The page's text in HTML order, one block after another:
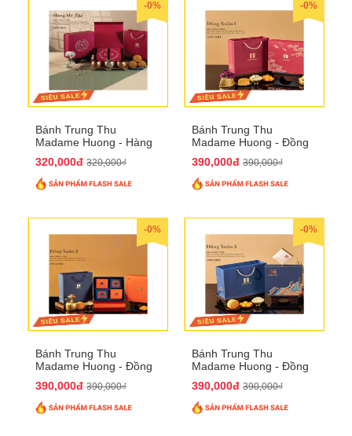
-0%
Bánh Trung Thu
Madame Huong - Hàng
320,000đ 320,000₫
-0%
Bánh Trung Thu
Madame Huong - Đồng
390,000đ 390,000₫
-0%
Bánh Trung Thu
Madame Huong - Đồng
390,000đ 390,000₫
-0%
Bánh Trung Thu
Madame Huong - Đồng
390,000đ 390,000₫